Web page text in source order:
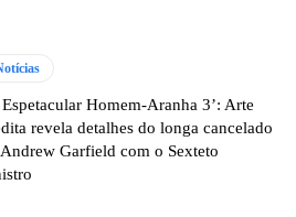
Espetacular Homem-Aranha 3’: Arte
revela detalhes do longa cancelado
Garfield com o Sexteto